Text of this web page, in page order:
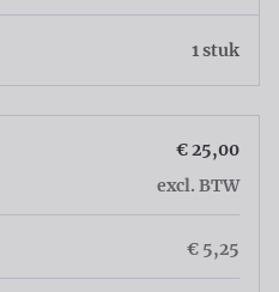
1 stuk
€ 25,00
excl. BTW
€ 5,25